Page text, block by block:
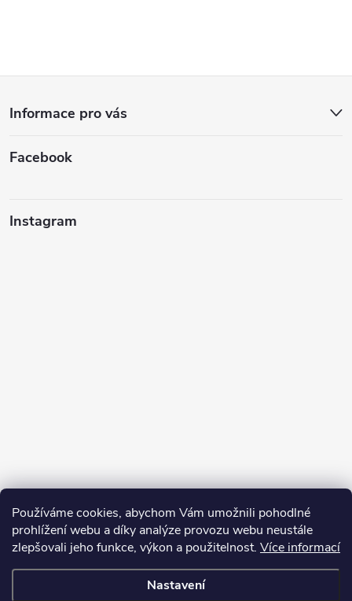
Používáme cookies, abychom Vám umožnili pohodlné
prohlížení webu a díky analýze provozu webu neustále
zlepšovali jeho funkce, výkon a použitelnost. Více informací
Nastavení
p
a
Informace pro vás
Facebook
Instagram
O nás